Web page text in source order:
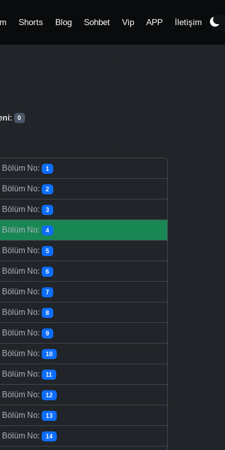
Shorts Blog Sohbet Vip APP İletişim
0
Bölüm No: 1
Bölüm No: 2
Bölüm No: 3
Bölüm No: 4
Bölüm No: 5
Bölüm No: 6
Bölüm No: 7
Bölüm No: 8
Bölüm No: 9
Bölüm No: 10
Bölüm No: 11
Bölüm No: 12
Bölüm No: 13
Bölüm No: 14